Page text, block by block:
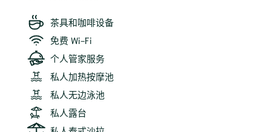
茶具和咖啡设备
免费 Wi-Fi
个人管家服务
私人加热按摩池
私人无边泳池
私人露台